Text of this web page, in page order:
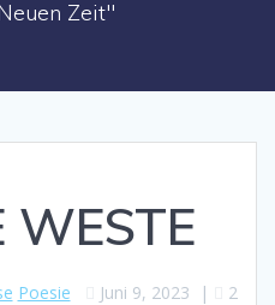
Zeit"
WESTE
Poesie Juni 9, 2023 | 2